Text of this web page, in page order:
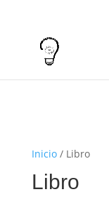
Inicio/ Libro
Libro